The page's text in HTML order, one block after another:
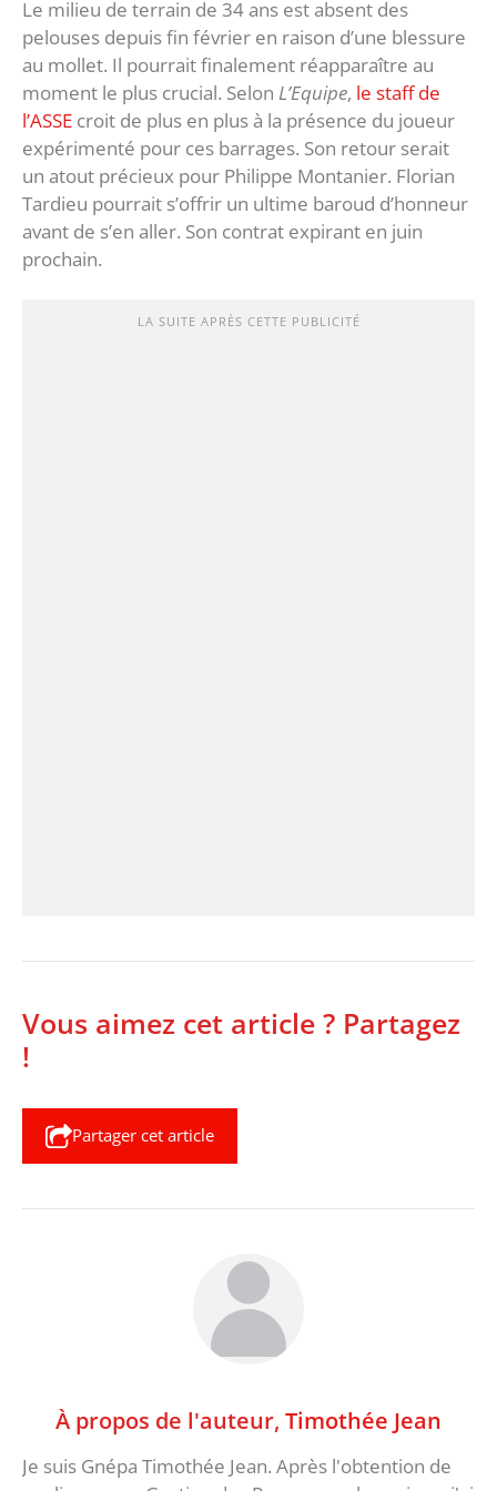
Le milieu de terrain de 34 ans est absent des
pelouses depuis fin février en raison d’une blessure
au mollet. Il pourrait finalement réapparaître au
moment le plus crucial. Selon L’Equipe, le staff de
l’ASSE croit de plus en plus à la présence du joueur
expérimenté pour ces barrages. Son retour serait
un atout précieux pour Philippe Montanier. Florian
Tardieu pourrait s’offrir un ultime baroud d’honneur
avant de s’en aller. Son contrat expirant en juin
prochain.
LA SUITE APRÈS CETTE PUBLICITÉ
Vous aimez cet article ? Partagez
!
Partager cet article
À propos de l'auteur, Timothée Jean
Je suis Gnépa Timothée Jean. Après l'obtention de